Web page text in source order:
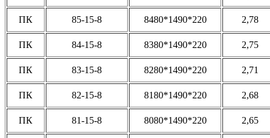
ПК 85-15-8 8480*1490*220 2,78
ПК 84-15-8 8380*1490*220 2,75
ПК 83-15-8 8280*1490*220 2,71
ПК 82-15-8 8180*1490*220 2,68
ПК 81-15-8 8080*1490*220 2,65